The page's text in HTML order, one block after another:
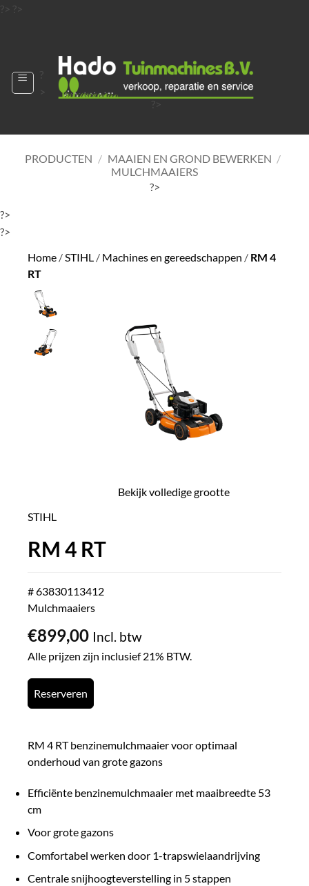
?> ?>
?>
?
PRODUCTEN / MAAIEN EN GROND BEWERKEN /
MULCHMAAIERS
?>
?>
?>
Home /STIHL / Machines en gereedschappen / RM 4
RT
Bekijk volledige grootte
STIHL
RM 4 RT
# 63830113412
Mulchmaaiers
€899,00 Incl. btw
Alle prijzen zijn inclusief 21% BTW.
Reserveren
RM 4 RT benzinemulchmaaier voor optimaal
onderhoud van grote gazons
Efficiënte benzinemulchmaaier met maaibreedte 53
cm
Voor grote gazons
Comfortabel werken door 1-trapswielaandrijving
Centrale snijhoogteverstelling in 5 stappen